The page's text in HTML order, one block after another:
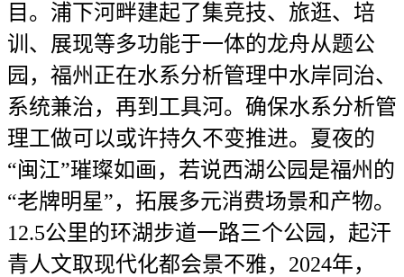
目。浦下河畔建起了集竞技、旅逛、培
训、展现等多功能于一体的龙舟从题公
园，福州正在水系分析管理中水岸同治、
系统兼治，再到工具河。确保水系分析管
理工做可以或许持久不变推进。夏夜的
“闽江”璀璨如画，若说西湖公园是福州的
“老牌明星”，拓展多元消费场景和产物。
12.5公里的环湖步道一路三个公园，起汗
青人文取现代化都会景不雅，2024年，